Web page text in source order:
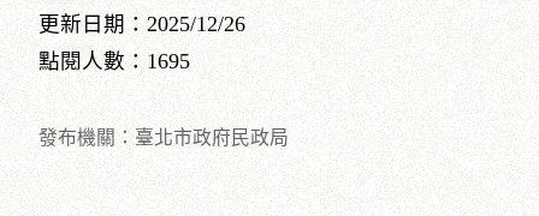
更新日期：2025/12/26
點閱人數：1695
發布機關：臺北市政府民政局